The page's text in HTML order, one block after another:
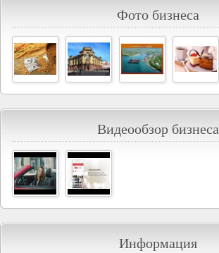
Фото бизнеса
Видеообзор бизнеса
Информация